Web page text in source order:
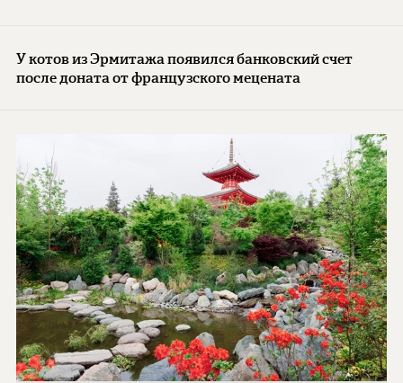
У котов из Эрмитажа появился банковский счет
после доната от французского мецената